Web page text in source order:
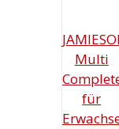
Multi
für